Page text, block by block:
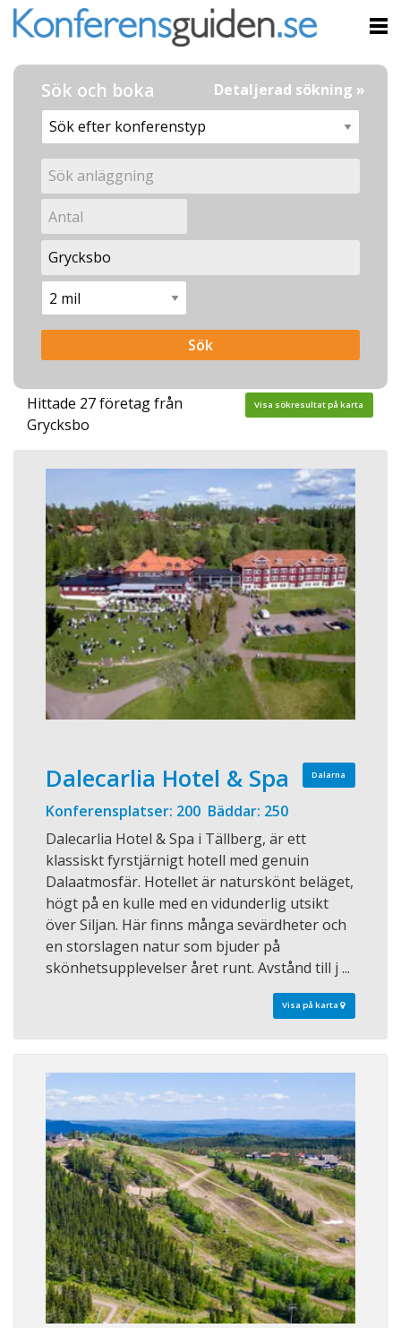
Sök och boka Detaljerad sökning »
Hittade 27 företag från
Grycksbo
Visa sökresultat på karta
Dalarna
Dalecarlia Hotel & Spa
Konferensplatser: 200 Bäddar: 250
Dalecarlia Hotel & Spa i Tällberg, är ett
klassiskt fyrstjärnigt hotell med genuin
Dalaatmosfär. Hotellet är naturskönt beläget,
högt på en kulle med en vidunderlig utsikt
över Siljan. Här finns många sevärdheter och
en storslagen natur som bjuder på
skönhetsupplevelser året runt. Avstånd till j ...
Visa på karta